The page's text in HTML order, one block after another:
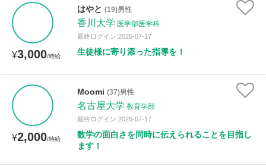
¥3,000/時給
はやと (19)男性
香川大学 医学部医学科
最終ログイン:2026-07-17
生徒様に寄り添った指導を！
¥2,000/時給
Moomi (37)男性
名古屋大学 教育学部
最終ログイン:2026-07-17
数学の面白さを同時に伝えられることを目指し
ます！